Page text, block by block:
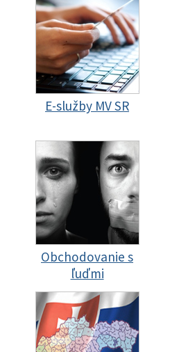
E-služby MV SR
Obchodovanie s
ľuďmi